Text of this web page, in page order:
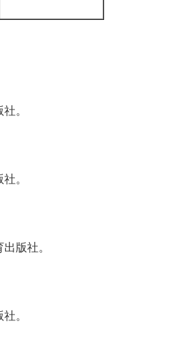
。
。
版社。
。